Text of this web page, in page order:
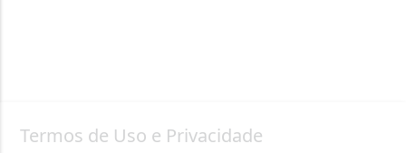
Termos de Uso e Privacidade